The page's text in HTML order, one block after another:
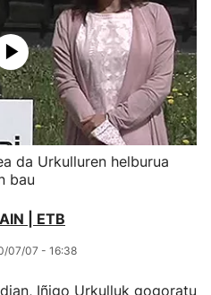
da Urkulluren helburua
bau
| ETB
07/07 - 16:38
Iñigo Urkulluk gogoratu